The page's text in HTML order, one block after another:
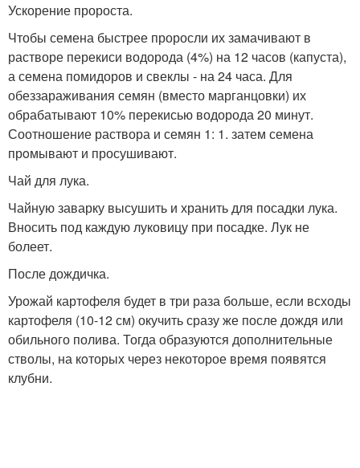
Ускорение пророста.
Чтобы семена быстрее проросли их замачивают в
растворе перекиси водорода (4%) на 12 часов (капуста),
а семена помидоров и свеклы - на 24 часа. Для
обеззараживания семян (вместо марганцовки) их
обрабатывают 10% перекисью водорода 20 минут.
Соотношение раствора и семян 1: 1. затем семена
прoмывают и просушивают.
Чай для лука.
Чайную заварку высушить и хранить для посадки лука.
Вносить под каждую луковицу при посадке. Лук не
болеет.
После дождичка.
Урожай картофеля будет в три раза больше, если всходы
картофеля (10-12 см) окучить сразу же после дождя или
обильного полива. Тогда образуются дополнительные
стволы, на кoторых через некоторое время появятся
клубни.